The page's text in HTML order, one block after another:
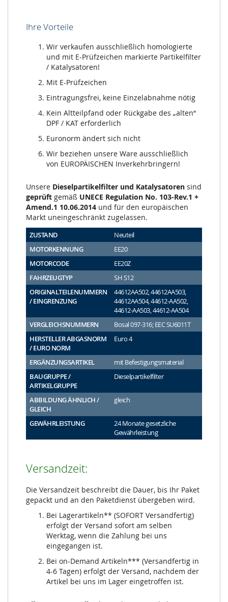
Ihre Vorteile
Wir verkaufen ausschließlich homologierte
und mit E-Prüfzeichen markierte Partikelfilter
/ Katalysatoren!
Mit E-Prüfzeichen
Eintragungsfrei, keine Einzelabnahme nötig
Kein Altteilpfand oder Rückgabe des „alten“
DPF / KAT erforderlich
Euronorm ändert sich nicht
Wir beziehen unsere Ware ausschließlich
von EUROPÄISCHEN Inverkehrbringern!
Unsere Dieselpartikelfilter und Katalysatoren sind
geprüft gemäß UNECE Regulation No. 103-Rev.1 +
Amend.1 10.06.2014 und für den europäischen
Markt uneingeschränkt zugelassen.
ZUSTAND
Neuteil
MOTORKENNUNG
EE20
MOTORCODE
EE20Z
FAHRZEUGTYP
SH S12
ORIGINALTEILENUMMERN
/ EINGRENZUNG
44612AA502, 44612AA503,
44612AA504, 44612-AA502,
44612-AA503, 44612-AA504
VERGLEICHSNUMMERN
Bosal 097-316; EEC SU6011T
HERSTELLER ABGASNORM
/ EURO NORM
Euro 4
ERGÄNZUNGSARTIKEL
mit Befestigungsmaterial
BAUGRUPPE /
ARTIKELGRUPPE
Dieselpartikelfilter
ABBILDUNG ÄHNLICH /
GLEICH
gleich
GEWÄHRLEISTUNG
24 Monate gesetzliche
Gewährleistung
Versandzeit:
Die Versandzeit beschreibt die Dauer, bis Ihr Paket
gepackt und an den Paketdienst übergeben wird.
Bei Lagerartikeln** (SOFORT Versandfertig)
erfolgt der Versand sofort am selben
Werktag, wenn die Zahlung bei uns
eingegangen ist.
Bei on-Demand Artikeln*** (Versandfertig in
4-6 Tagen) erfolgt der Versand, nachdem der
Artikel bei uns im Lager eingetroffen ist.